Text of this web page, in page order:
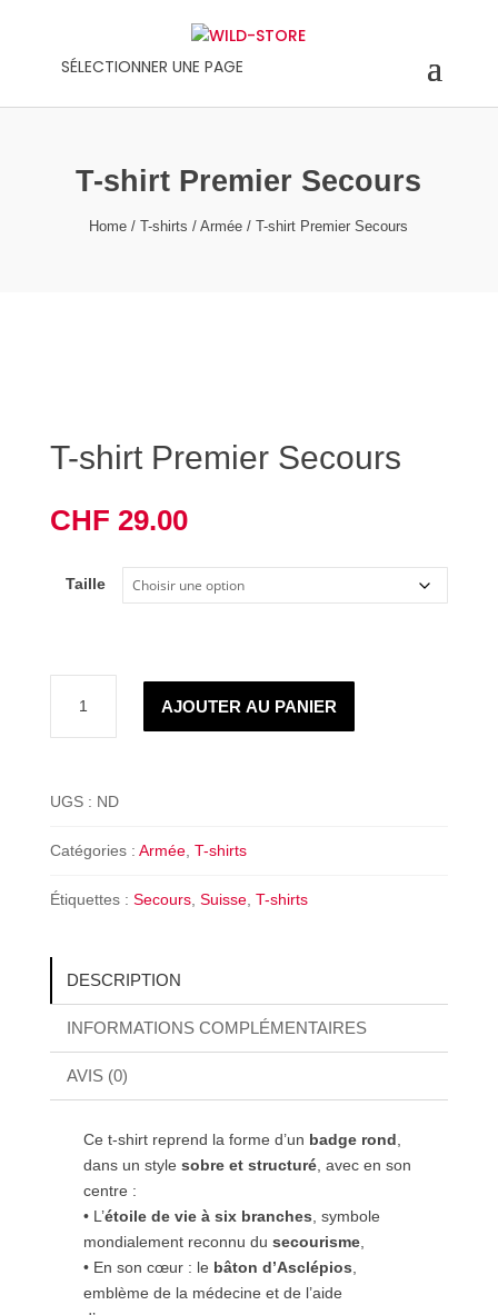
SÉLECTIONNER UNE PAGE
T-shirt Premier Secours
Home /T-shirts /Armée / T-shirt Premier Secours
T-shirt Premier Secours
CHF 29.00
Taille
T-
AJOUTER AU PANIER
UGS : ND
Catégories : Armée, T-shirts
Étiquettes : Secours, Suisse, T-shirts
DESCRIPTION
INFORMATIONS COMPLÉMENTAIRES
AVIS (0)
Ce t-shirt reprend la forme d’un badge rond
dans un style sobre et structuré, avec en son
centre :
• L’étoile de vie à six branches , symbole
mondialement reconnu du secourisme,
• En son cœur : le bâton d’Asclépios
emblème de la médecine et de l’aide